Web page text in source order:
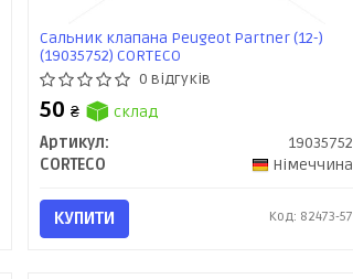
Сальник клапана Peugeot Partner (12-)
(19035752) CORTECO
0 відгуків
50₴
склад
Артикул:
19035752
CORTECO
Німеччина
КУПИТИ Код: 82473-57